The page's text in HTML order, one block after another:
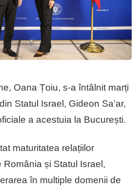
Oana Țoiu, s-a întâlnit marți
Statul Israel, Gideon Sa’ar,
a acestuia la București.
maturitatea relațiilor
România și Statul Israel,
în multiple domenii de